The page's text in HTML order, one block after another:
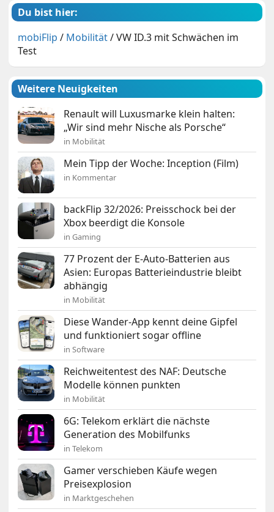
Du bist hier:
mobiFlip / Mobilität/VW ID.3 mit Schwächen im
Test
Weitere Neuigkeiten
Renault will Luxusmarke klein halten:
„Wir sind mehr Nische als Porsche“
in Mobilität
Mein Tipp der Woche: Inception (Film)
in Kommentar
backFlip 32/2026: Preisschock bei der
Xbox beerdigt die Konsole
in Gaming
77 Prozent der E-Auto-Batterien aus
Asien: Europas Batterieindustrie bleibt
abhängig
in Mobilität
Diese Wander-App kennt deine Gipfel
und funktioniert sogar offline
in Software
Reichweitentest des NAF: Deutsche
Modelle können punkten
in Mobilität
6G: Telekom erklärt die nächste
Generation des Mobilfunks
in Telekom
Gamer verschieben Käufe wegen
Preisexplosion
in Marktgeschehen